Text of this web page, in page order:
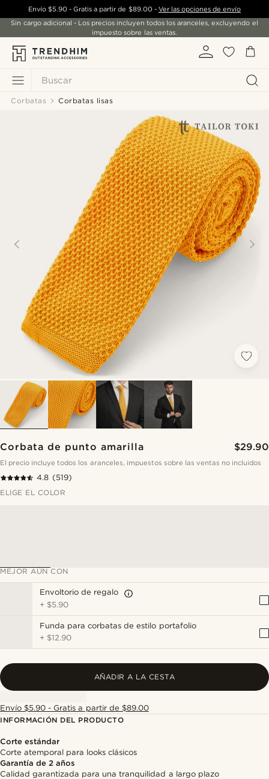
Buscar
Envío $5.90- Gratis a partir de $89.00- Ver las opciones de envío
Sin cargo adicional - Los precios incluyen todos los aranceles, excluyendo el
impuesto sobre las ventas.
Corbatas Corbatas lisas
Corbata de punto amarilla $29.90
El precio incluye todos los aranceles, impuestos sobre las ventas no incluidos
4.8 (519)
ELIGE EL COLOR
MEJOR AÚN CON
Envoltorio de regalo
+ $5.90
Funda para corbatas de estilo portafolio
+ $12.90
AÑADIR A LA CESTA
Envío $5.90 - Gratis a partir de $89.00
INFORMACIÓN DEL PRODUCTO
Corte estándar
Corte atemporal para looks clásicos
Garantía de 2 años
Calidad garantizada para una tranquilidad a largo plazo